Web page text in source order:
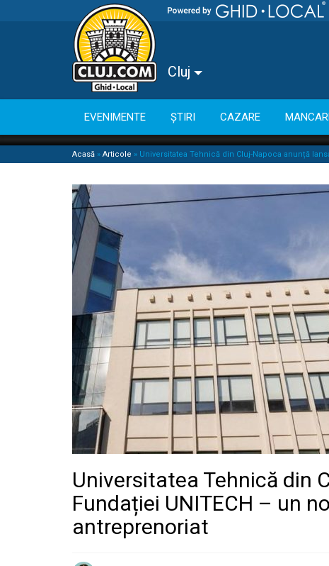
Cluj
EVENIMENTE ȘTIRI CAZARE
Acasă » Articole » Universitatea Tehnică din Cluj-Napoca anunță
Universitatea Tehnică din
Fundației UNITECH – un
antreprenoriat